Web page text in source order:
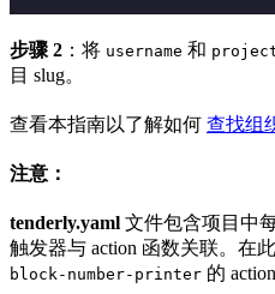
步骤 2 ：将 username 和
目 slug。
查看本指南以了解如何 查找组
注意：
tenderly.yaml 文件包含项目中
触发器与 action 函数关联。在
block-number-printer 的 action